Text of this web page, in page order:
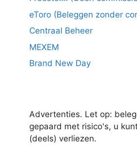
eToro (Beleggen zonder
Centraal Beheer
MEXEM
Brand New Day
Advertenties. Let op:
gepaard met risico's, u
(deels) verliezen.